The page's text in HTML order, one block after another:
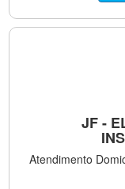
JF -
Atendimento